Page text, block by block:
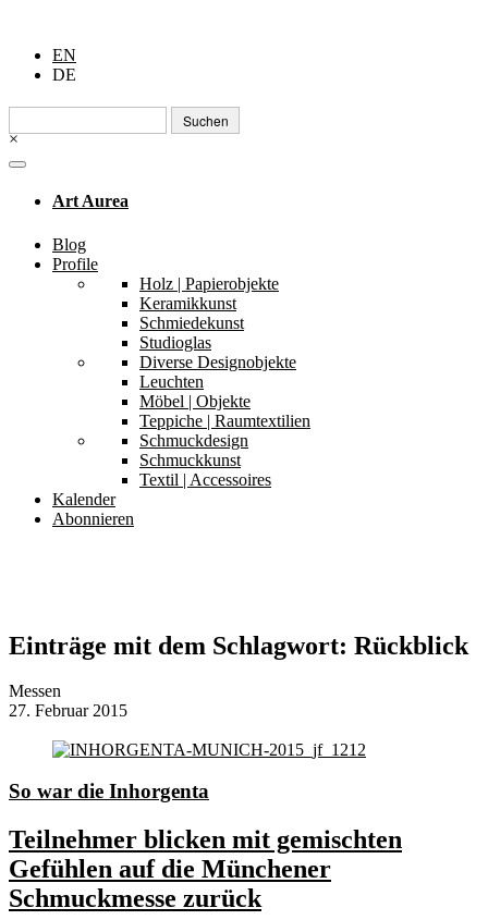
EN
DE
Suchen
nach:
×
Art Aurea
Blog
Profile
Holz | Papierobjekte
Keramikkunst
Schmiedekunst
Studioglas
Diverse Designobjekte
Leuchten
Möbel | Objekte
Teppiche | Raumtextilien
Schmuckdesign
Schmuckkunst
Textil | Accessoires
Kalender
Abonnieren
Einträge mit dem Schlagwort: Rückblick
Messen
27. Februar 2015
So war die Inhorgenta
Teilnehmer blicken mit gemischten
Gefühlen auf die Münchener
Schmuckmesse zurück